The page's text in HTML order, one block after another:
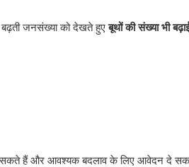
बढ़ती जनसंख्या को देखते हुएबूथों की संख्या भी
सकते हैं और आवश्यक बदलाव के लिए आवेदन दे